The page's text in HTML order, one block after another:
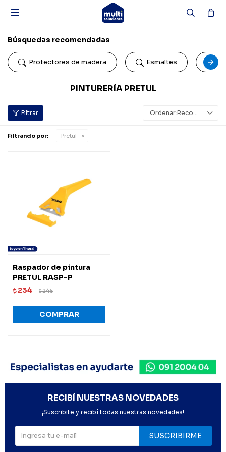

Búsquedas recomendadas
Protectores de madera Esmaltes
PINTURERÍA PRETUL
Recomendados
Filtrando por: Pretul
Raspador de pintura
PRETUL RASP-P
$ 234 $246
RECIBÍ NUESTRAS NOVEDADES
¡Suscribite y recibí todas nuestras novedades!
SUSCRIBIRME